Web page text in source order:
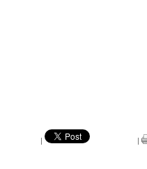
| |